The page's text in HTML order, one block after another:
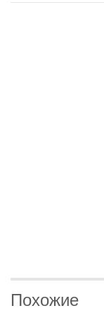
Похожие